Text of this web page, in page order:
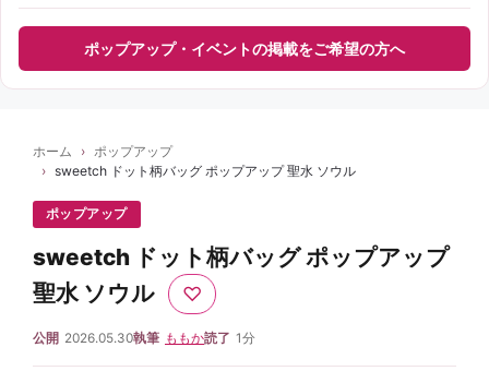
ポップアップ・イベントの掲載をご希望の方へ
ホーム
ポップアップ
sweetch ドット柄バッグ ポップアップ 聖水 ソウル
ポップアップ
sweetch ドット柄バッグ ポップアップ
聖水 ソウル
♡
公開 2026.05.30執筆 ももか読了 1分